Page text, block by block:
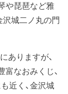
や琵琶など雅
城二ノ丸の門
ありますが、
富なおみくじ、
近く、金沢城